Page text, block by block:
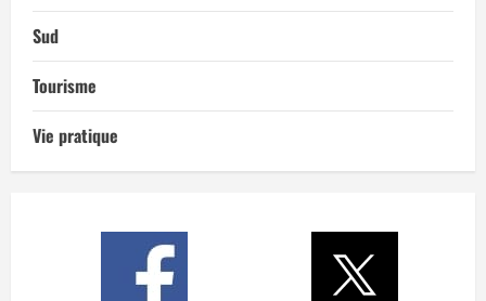
Sud
Tourisme
Vie pratique